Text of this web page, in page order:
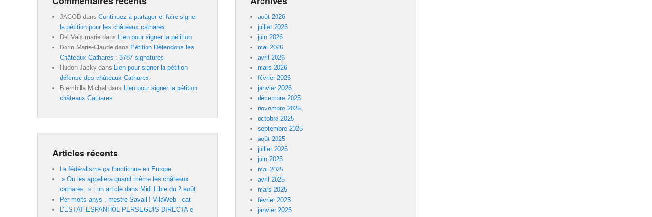
JACOB dans Continuez à partager et faire signer
la pétition pour les châteaux cathares
Del Vals marie dans Lien pour signer la pétition
Borin Marie-Claude dans Pétition Défendons les
Châteaux Cathares : 3787 signatures
Hudon Jacky dans Lien pour signer la pétition
défense des châteaux Cathares
Brembilla Michel dans Lien pour signer la pétition
châteaux Cathares
Articles récents
Le fédéralisme ça fonctionne en Europe
» On les appellera quand même les châteaux
cathares » : un article dans Midi Libre du 2 août
Per molts anys , mestre Savall ! VilaWeb . cat
L’ESTAT ESPANHÒL PERSEGUIS DIRECTA e
août 2026
juillet 2026
juin 2026
mai 2026
avril 2026
mars 2026
février 2026
janvier 2026
décembre 2025
novembre 2025
octobre 2025
septembre 2025
août 2025
juillet 2025
juin 2025
mai 2025
avril 2025
mars 2025
février 2025
janvier 2025